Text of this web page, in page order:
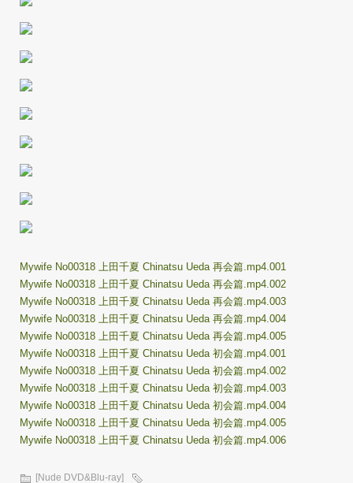
Mywife No00318 上田千夏 Chinatsu Ueda 再会篇.mp4.001
Mywife No00318 上田千夏 Chinatsu Ueda 再会篇.mp4.002
Mywife No00318 上田千夏 Chinatsu Ueda 再会篇.mp4.003
Mywife No00318 上田千夏 Chinatsu Ueda 再会篇.mp4.004
Mywife No00318 上田千夏 Chinatsu Ueda 再会篇.mp4.005
Mywife No00318 上田千夏 Chinatsu Ueda 初会篇.mp4.001
Mywife No00318 上田千夏 Chinatsu Ueda 初会篇.mp4.002
Mywife No00318 上田千夏 Chinatsu Ueda 初会篇.mp4.003
Mywife No00318 上田千夏 Chinatsu Ueda 初会篇.mp4.004
Mywife No00318 上田千夏 Chinatsu Ueda 初会篇.mp4.005
Mywife No00318 上田千夏 Chinatsu Ueda 初会篇.mp4.006
[Nude DVD&Blu-ray]